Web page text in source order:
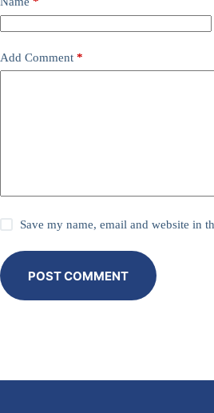
Add Comment *
Save my name, email and website in
POST COMMENT